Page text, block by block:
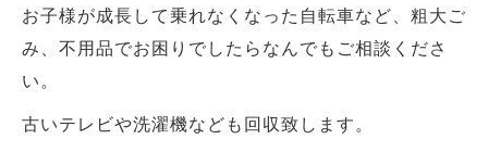
お子様が成長して乗れなくなった自転車など、粗大ご
み、不用品でお困りでしたらなんでもご相談くださ
い。
古いテレビや洗濯機なども回収致します。